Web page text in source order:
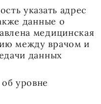
указать адрес
данные о
медицинская
между врачом и
данных
уровне